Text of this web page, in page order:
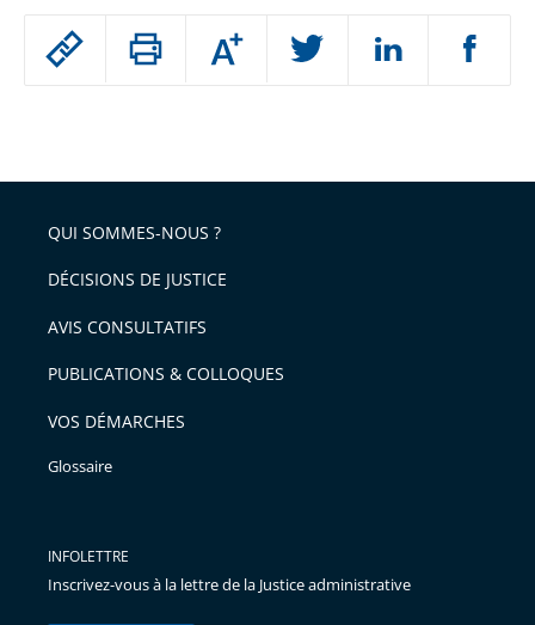
Passer
arriver
après
Augmenter
ou
l'article
pour
avant
QUI SOMMES-NOUS ?
DÉCISIONS DE JUSTICE
AVIS CONSULTATIFS
PUBLICATIONS & COLLOQUES
VOS DÉMARCHES
Glossaire
INFOLETTRE
Inscrivez-vous à la lettre de la Justice administrative